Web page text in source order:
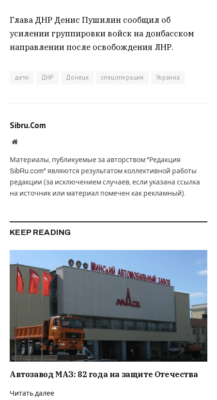
Глава ДНР Денис Пушилин сообщил об
усилении группировки войск на донбасском
направлении после освобождения ЛНР.
дети ДНР Донецк спецоперация Украина
Sibru.Com
Website
Материалы, публикуемые за авторством "Редакция
SibRu.com" являются результатом коллективной работы
редакции (за исключением случаев, если указана ссылка
на источник или материал помечен как рекламный).
KEEP READING
Автозавод МАЗ: 82 года на защите Отечества
Читать далее